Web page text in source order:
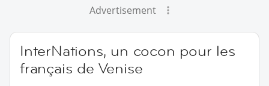
Advertisement
InterNations, un cocon pour les
français de Venise